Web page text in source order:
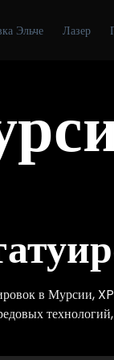
Эльче Лазер
в Мурсии,